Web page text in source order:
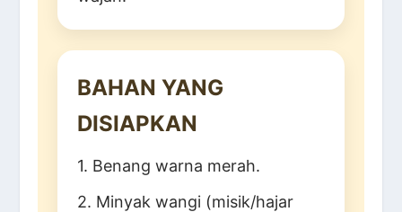
BAHAN YANG
DISIAPKAN
1. Benang warna merah.
2. Minyak wangi (misik/hajar